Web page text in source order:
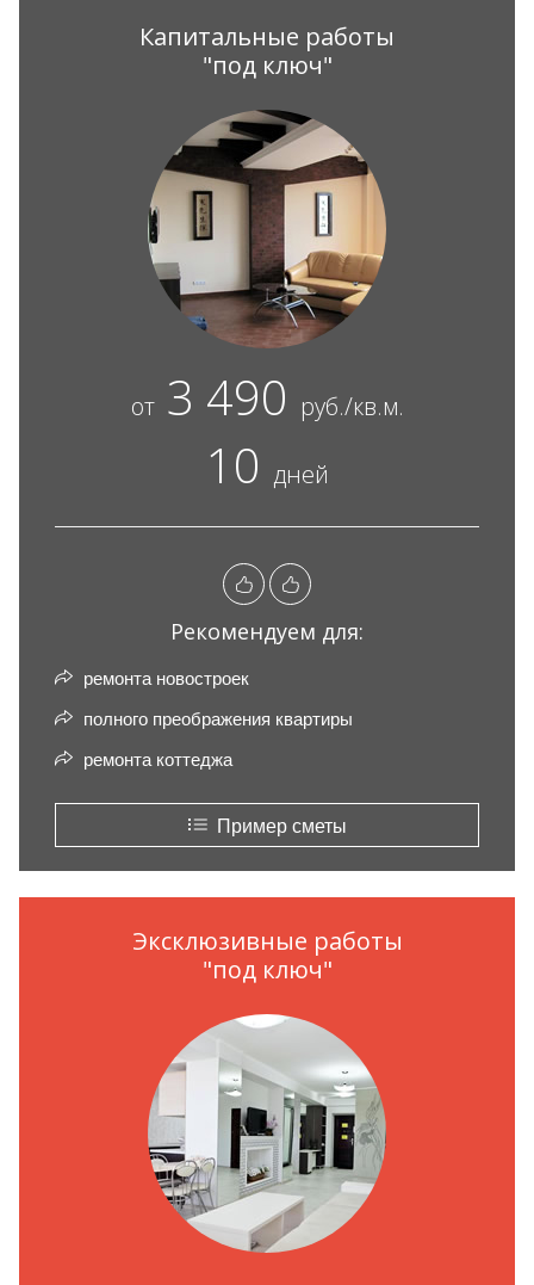
Капитальные работы
"под ключ"
от3 490 руб./кв.м.
10 дней
Рекомендуем для:
ремонта новостроек
полного преображения квартиры
ремонта коттеджа
Пример сметы
Эксклюзивные работы
"под ключ"